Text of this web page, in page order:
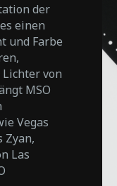
der
einen
und Farbe
von
MSO
Vegas
Zyan,
Las